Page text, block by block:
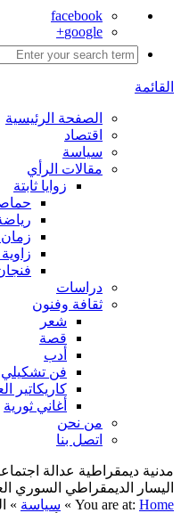
facebook
google+
القائمة
الصفحة الرئيسية
اقتصاد
سياسة
مقالات الرأي
زوايا ثابتة
زمان
دراسات
ثقافة وفنون
شعر
قصة
أدب
فن تشكيلي
كاريكاتير
أغاني ثورية
من نحن
اتصل بنا
مدنية ديمقراطية عدالة
اليسار الديمقراطي السوري العدد 1250 الأحد 09/
You are at: Home
» سياسة »